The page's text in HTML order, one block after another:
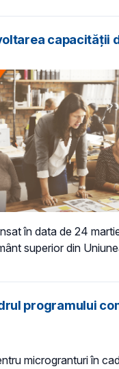
capacității
în data de 24
superior din
programului
microgranturi în